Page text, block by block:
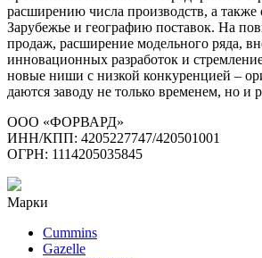
расширению числа производств, а также
Зарубежье и географию поставок. На
продаж, расширение модельного ряда,
инновационных разработок и
новые ниши с низкой конкуренцией –
даются заводу не только временем, но и
ООО «ФОРВАРД»
ИНН/КПП: 4205227747/420501001
ОГРН: 1114205035845
Марки
Cummins
Gazelle